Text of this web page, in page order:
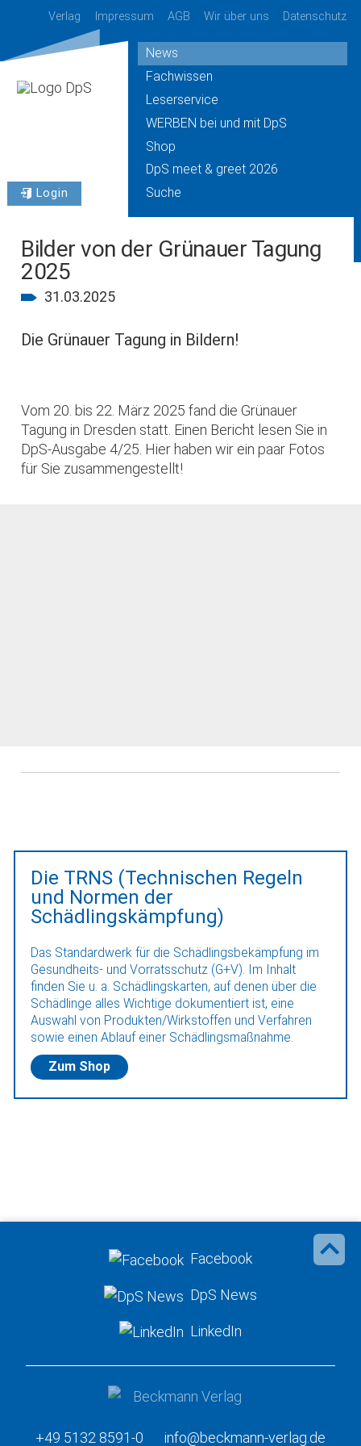
Verlag Impressum AGB Wir über uns Datenschutz
Login
News
Fachwissen
Leserservice
WERBEN bei und mit DpS
Shop
DpS meet & greet 2026
Suche
Bilder von der Grünauer Tagung
2025
31.03.2025
Die Grünauer Tagung in Bildern!
Vom 20. bis 22. März 2025 fand die Grünauer
Tagung in Dresden statt. Einen Bericht lesen Sie in
DpS-Ausgabe 4/25. Hier haben wir ein paar Fotos
für Sie zusammengestellt!
Die TRNS (Technischen Regeln
und Normen der
Schädlingskämpfung)
Das Standardwerk für die Schädlingsbekämpfung im
Gesundheits- und Vorratsschutz (G+V). Im Inhalt
finden Sie u. a. Schädlingskarten, auf denen über die
Schädlinge alles Wichtige dokumentiert ist, eine
Auswahl von Produkten/Wirkstoffen und Verfahren
sowie einen Ablauf einer Schädlingsmaßnahme.
Zum Shop
Facebook
DpS News
LinkedIn
+49 5132 8591-0 info@beckmann-verlag.de